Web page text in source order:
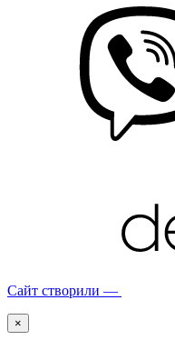
Сайт створили —
×